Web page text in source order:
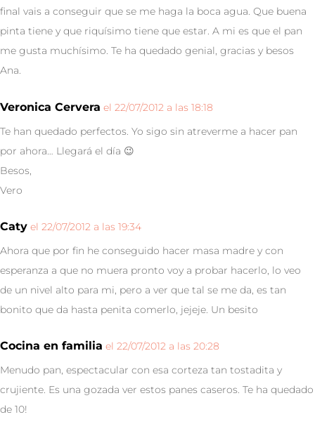
final vais a conseguir que se me haga la boca agua. Que buena
pinta tiene y que riquísimo tiene que estar. A mi es que el pan
me gusta muchísimo. Te ha quedado genial, gracias y besos
Ana.
Veronica Cervera el 22/07/2012 a las 18:18
Te han quedado perfectos. Yo sigo sin atreverme a hacer pan
por ahora… Llegará el día 😉
Besos,
Vero
Caty el 22/07/2012 a las 19:34
Ahora que por fin he conseguido hacer masa madre y con
esperanza a que no muera pronto voy a probar hacerlo, lo veo
de un nivel alto para mi, pero a ver que tal se me da, es tan
bonito que da hasta penita comerlo, jejeje. Un besito
Cocina en familia el 22/07/2012 a las 20:28
Menudo pan, espectacular con esa corteza tan tostadita y
crujiente. Es una gozada ver estos panes caseros. Te ha quedado
de 10!